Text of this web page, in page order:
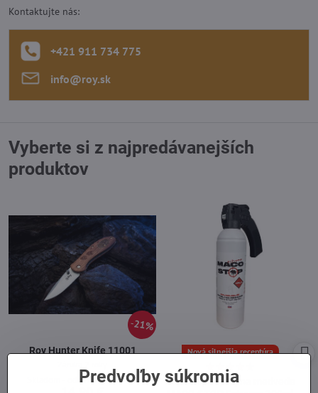
Kontaktujte nás:
+421 911 734 775
info​@roy​.sk
Vyberte si z najpredávanejších
produktov
21%
Roy Hunter Knife 11001
Skladom - odosielame ihneď
Nová silnejšia receptúra
Najsilnejší sprej na medvede
Predvoľby súkromia